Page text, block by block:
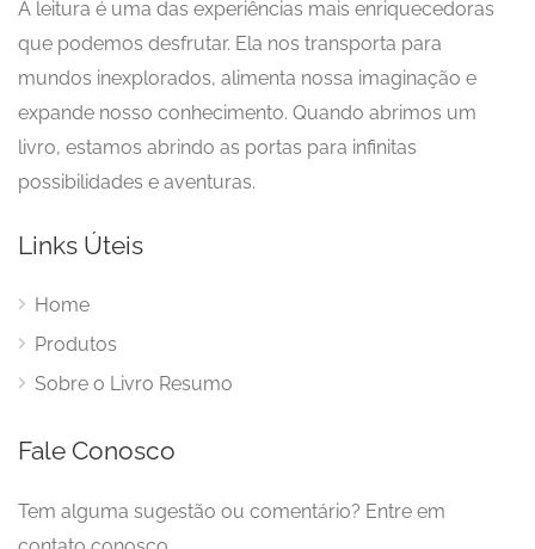
A leitura é uma das experiências mais enriquecedoras
que podemos desfrutar. Ela nos transporta para
mundos inexplorados, alimenta nossa imaginação e
expande nosso conhecimento. Quando abrimos um
livro, estamos abrindo as portas para infinitas
possibilidades e aventuras.
Links Úteis
Home
Produtos
Sobre o Livro Resumo
Fale Conosco
Tem alguma sugestão ou comentário? Entre em